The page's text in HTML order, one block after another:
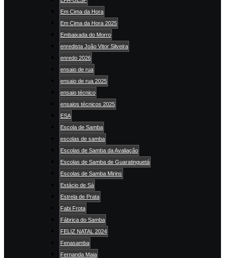
Em Cima da Hora
Em Cima da Hora 2025
Embaixada do Morro
enredista João Vitor Silveira
enredo 2026
ensaio de rua
ensaio de rua 2025
ensaio técnico
ensaios técnicos 2025
ESA
Escola de Samba
escolas de samba
Escolas de Samba da Avaliação
Escolas de Samba de Guaratinguetá
Escolas de Samba Mirins
Estácio de Sá
Estrela de Prata
Fabi Frota
Fábrica do Samba
FELIZ NATAL 2024
Fenasamba
Fernanda Maia